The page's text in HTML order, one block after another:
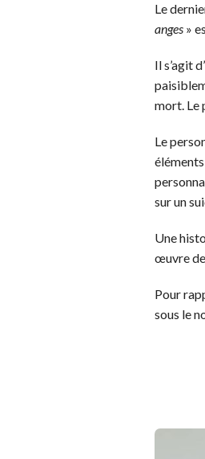
Le
anges »
Il s’agit
mort. Le
Le
sur un
Une
œuvre de
Pour
sous le